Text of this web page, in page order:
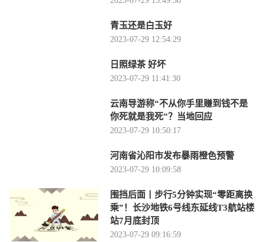
青玉还是白玉好
2023-07-29 12:54:29
日照绿茶 好坏
2023-07-29 11:41:30
云南导游称“不从你手里赚到钱不是
你死就是我死”？当地回应
2023-07-29 10:50:17
河南省沁阳市发布暴雨橙色预警
2023-07-29 10:09:58
围挡后面丨步行5分钟实现“零距离换
乘”！长沙地铁6号线东延线T3航站楼
站7月底封顶
2023-07-29 09:16:59